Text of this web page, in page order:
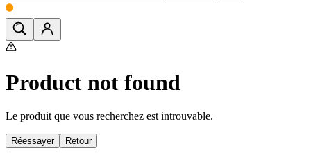
Product not found
Le produit que vous recherchez est introuvable.
Réessayer Retour